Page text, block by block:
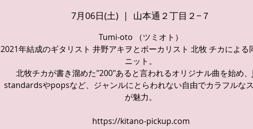
7月06日(土)
  |
山本通２丁目２−７
Tumi-oto （ツミオト）
2021年結成のギタリスト 井野アキヲとボーカリスト 北牧 チカによる
ニット。
北牧チカが書き溜めた"200"あると言われるオリジナル曲を始め、
standardsやpopsなど、ジャンルにとらわれない自由でカラフルな
が魅力。
https://kitano-pickup.com